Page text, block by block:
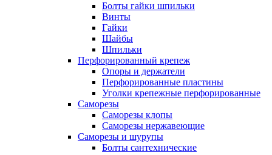
Болты гайки шпильки
Винты
Гайки
Шайбы
Шпильки
Перфорированный крепеж
Опоры и держатели
Перфорированные пластины
Уголки крепежные перфорированные
Саморезы
Саморезы клопы
Саморезы нержавеющие
Саморезы и шурупы
Болты сантехнические